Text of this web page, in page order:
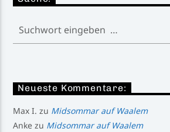
Neueste Kommentare:
Max I. zu Midsommar auf Waalem
Anke zu Midsommar auf Waalem